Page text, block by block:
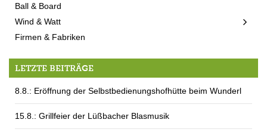
Ball & Board
Wind & Watt
Firmen & Fabriken
LETZTE BEITRÄGE
8.8.: Eröffnung der Selbstbedienungshofhütte beim Wunderl
15.8.: Grillfeier der Lüßbacher Blasmusik